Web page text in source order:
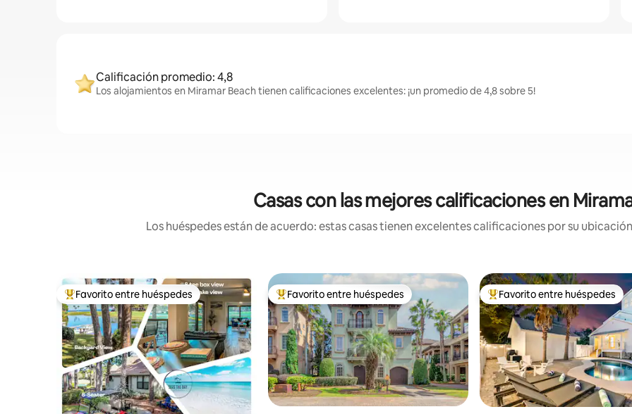
Calificación promedio: 4,8
Los alojamientos en Miramar Beach tienen calificaciones excelentes: ¡un promedio de 4,8 sobre 5!
Casas con las mejores calificaciones en
Los huéspedes están de acuerdo: estas casas tienen excelentes calificaciones por su
Favorito entre los huéspedes más destacados
Favorito entre huéspedes Favorito entre los huéspedes más destacados
Favorito entre huéspedes Favorito entre los huéspedes
Favorito entre huéspedes